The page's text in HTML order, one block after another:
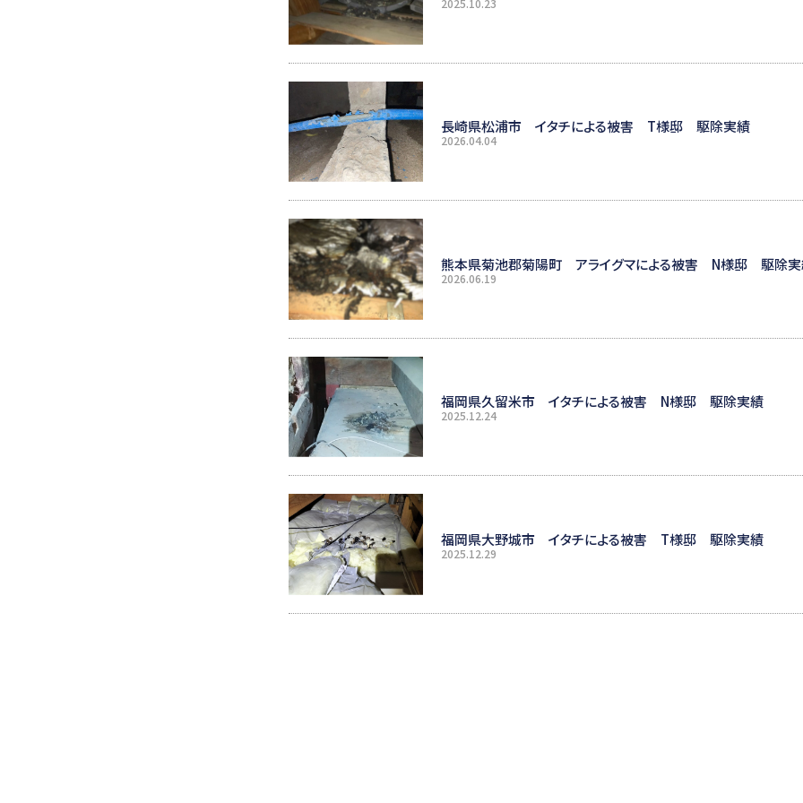
長崎県松浦市 イタチによる被害 T様邸 駆除実績
2026.04.04
熊本県菊池郡菊陽町 アライグマによる被害 N様邸 駆除
2026.06.19
福岡県久留米市 イタチによる被害 N様邸 駆除実績
2025.12.24
福岡県大野城市 イタチによる被害 T様邸 駆除実績
2025.12.29